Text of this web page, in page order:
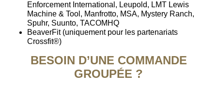
Enforcement International, Leupold, LMT Lewis
Machine & Tool, Manfrotto, MSA, Mystery Ranch,
Spuhr, Suunto, TACOMHQ
BeaverFit (uniquement pour les partenariats
Crossfit®)
BESOIN D’UNE COMMANDE
GROUPÉE ?